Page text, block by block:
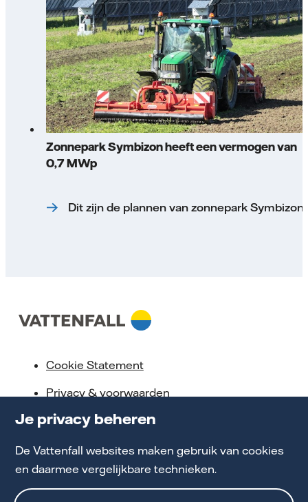
Je privacy beheren
De Vattenfall websites maken gebruik van cookies
en daarmee vergelijkbare technieken.
Zonnepark Symbizon heeft een vermogen van
0,7 MWp
Dit zijn de plannen van zonnepark Symbizon
Cookie Statement
Privacy & voorwaarden
Klokkenluidersregeling
Toegankelijkheid
Werken bij Vattenfall